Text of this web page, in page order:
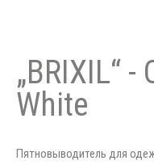
„BRIXIL“
White
Пятновыводитель для